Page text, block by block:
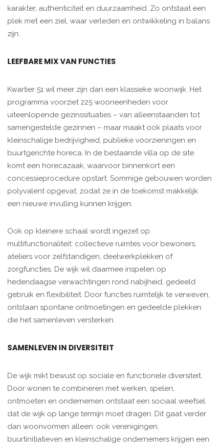
karakter, authenticiteit en duurzaamheid. Zo ontstaat een
plek met een ziel, waar verleden en ontwikkeling in balans
zijn.
LEEFBARE MIX VAN FUNCTIES
Kwartier 51 wil meer zijn dan een klassieke woonwijk. Het
programma voorziet 225 wooneenheden voor
uiteenlopende gezinssituaties – van alleenstaanden tot
samengestelde gezinnen – maar maakt ook plaats voor
kleinschalige bedrijvigheid, publieke voorzieningen en
buurtgerichte horeca. In de bestaande villa op de site
komt een horecazaak, waarvoor binnenkort een
concessieprocedure opstart. Sommige gebouwen worden
polyvalent opgevat, zodat ze in de toekomst makkelijk
een nieuwe invulling kunnen krijgen.
Ook op kleinere schaal wordt ingezet op
multifunctionaliteit: collectieve ruimtes voor bewoners,
ateliers voor zelfstandigen, deelwerkplekken of
zorgfuncties. De wijk wil daarmee inspelen op
hedendaagse verwachtingen rond nabijheid, gedeeld
gebruik en flexibiliteit. Door functies ruimtelijk te verweven,
ontstaan spontane ontmoetingen en gedeelde plekken
die het samenleven versterken.
SAMENLEVEN IN DIVERSITEIT
De wijk mikt bewust op sociale en functionele diversiteit.
Door wonen te combineren met werken, spelen,
ontmoeten en ondernemen ontstaat een sociaal weefsel
dat de wijk op lange termijn moet dragen. Dit gaat verder
dan woonvormen alleen: ook verenigingen,
buurtinitiatieven en kleinschalige ondernemers krijgen een